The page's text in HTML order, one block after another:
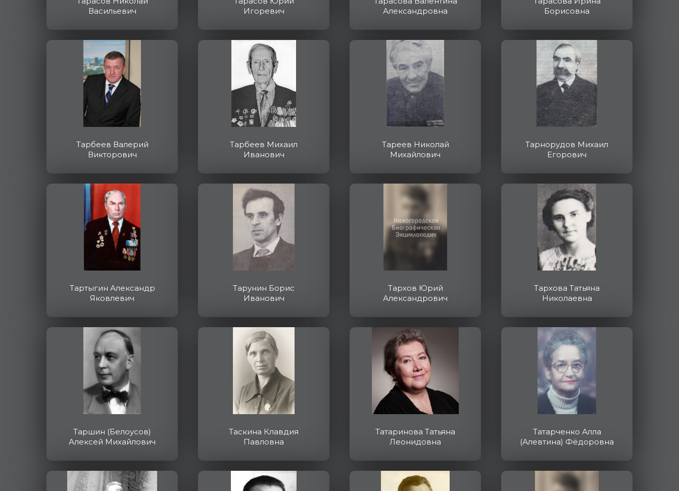
Васильевич
Игоревич
Александровна
Борисовна
Тарбеев Валерий
Викторович
Тарбеев Михаил
Иванович
Тареев Николай
Михайлович
Тарнорудов Михаил
Егорович
Тартыгин Александр
Яковлевич
Тарунин Борис
Иванович
Тархов Юрий
Александрович
Тархова Татьяна
Николаевна
Таршин (Белоусов)
Алексей Михайлович
Таскина Клавдия
Павловна
Татаринова Татьяна
Леонидовна
Татарченко Алла
(Алевтина) Фёдоровна